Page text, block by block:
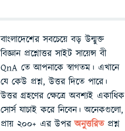
বাংলাদেশের সবচেয়ে বড় উন্মুক্ত
বিজ্ঞান প্রশ্নোত্তর সাইট সায়েন্স বী
QnA তে আপনাকে স্বাগতম। এখানে
যে কেউ প্রশ্ন, উত্তর দিতে পারে।
উত্তর গ্রহণের ক্ষেত্রে অবশ্যই একাধিক
সোর্স যাচাই করে নিবেন। অনেকগুলো,
প্রায় ২০০+ এর উপরঅনুত্তরিতপ্রশ্ন